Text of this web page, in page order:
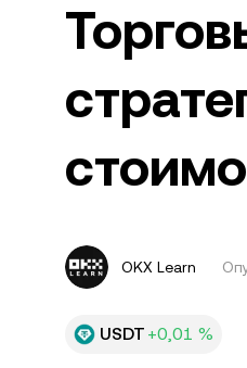
OKX Learn
USDT +0,01 %